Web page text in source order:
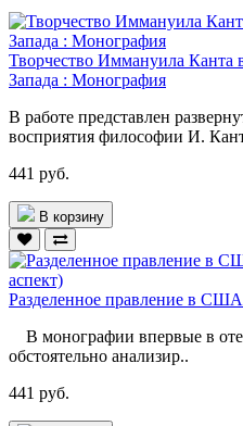
Творчество Иммануила Канта
Запада : Монография
В работе представлен
восприятия философии И.
441 руб.
В корзину
Разделенное правление в
В монографии впервые в
обстоятельно анализир..
441 руб.